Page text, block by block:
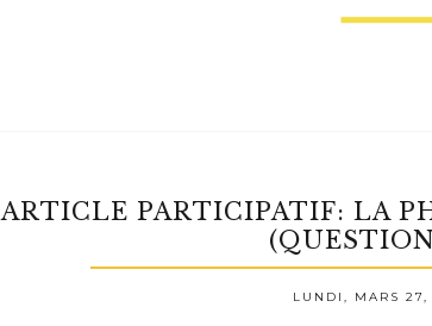
ARTICLE PARTICIPATIF: LA
LUNDI, MARS 27,